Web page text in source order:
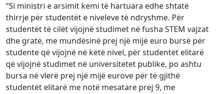
“Si ministri e arsimit kemi të hartuara edhe shtatë
thirrje për studentët e niveleve të ndryshme. Për
studentët të cilët vijojnë studimet në fusha STEM vajzat
dhe gratë, me mundësinë prej një mijë euro bursë për
studente që vijojnë në këtë nivel, për studentët elitarë
që vijojnë studimet në universitetet publike, po ashtu
bursa në vlerë prej një mijë eurove për të gjithë
studentët elitarë me notë mesatare prej 9, me